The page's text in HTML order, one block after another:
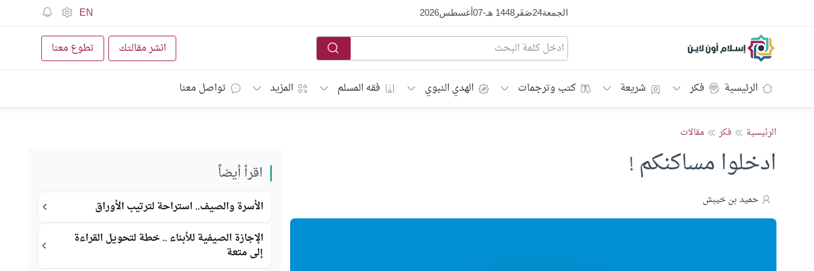
الجمعة24صَفَر1448 هـ -
07أغسطس2026
EN
إسلام أون لاين انشر مقالتك تطوع معنا
الرئيسية فكر شريعة كتب وترجمات الهدي النبوي فقه المسلم المزيد تواصل معنا
الرئيسية فكر مقالات
ادخلوا مساكنكم !
حميد بن خيبش
اقرأ أيضاً
الأسرة والصيف.. استراحة لترتيب الأوراق
الإجازة الصيفية للأبناء .. خطة لتحويل القراءة
إلى متعة